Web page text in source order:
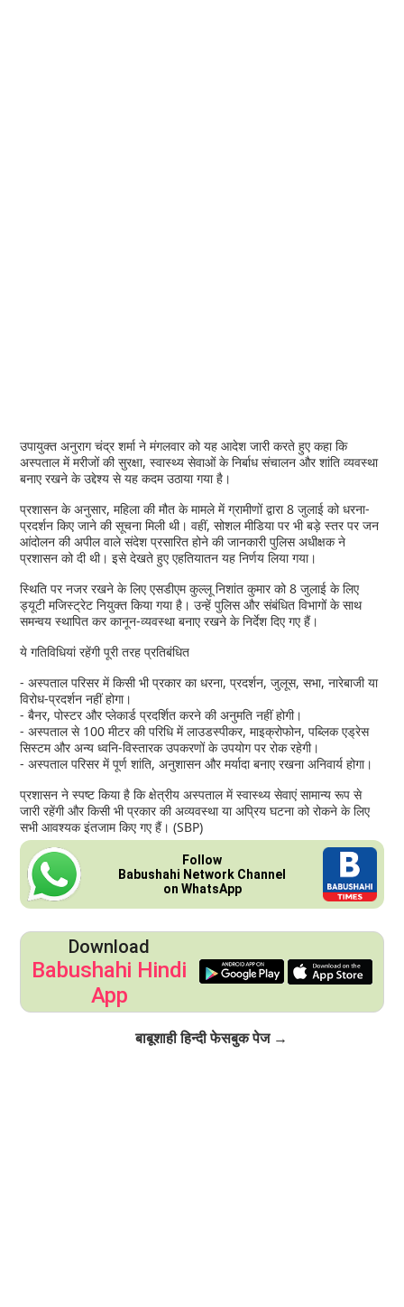
उपायुक्त अनुराग चंद्र शर्मा ने मंगलवार को यह आदेश जारी करते हुए कहा कि
अस्पताल में मरीजों की सुरक्षा, स्वास्थ्य सेवाओं के निर्बाध संचालन और शांति व्यवस्था
बनाए रखने के उद्देश्य से यह कदम उठाया गया है।
प्रशासन के अनुसार, महिला की मौत के मामले में ग्रामीणों द्वारा 8 जुलाई को धरना-
प्रदर्शन किए जाने की सूचना मिली थी। वहीं, सोशल मीडिया पर भी बड़े स्तर पर जन
आंदोलन की अपील वाले संदेश प्रसारित होने की जानकारी पुलिस अधीक्षक ने
प्रशासन को दी थी। इसे देखते हुए एहतियातन यह निर्णय लिया गया।
स्थिति पर नजर रखने के लिए एसडीएम कुल्लू निशांत कुमार को 8 जुलाई के लिए
ड्यूटी मजिस्ट्रेट नियुक्त किया गया है। उन्हें पुलिस और संबंधित विभागों के साथ
समन्वय स्थापित कर कानून-व्यवस्था बनाए रखने के निर्देश दिए गए हैं।
ये गतिविधियां रहेंगी पूरी तरह प्रतिबंधित
- अस्पताल परिसर में किसी भी प्रकार का धरना, प्रदर्शन, जुलूस, सभा, नारेबाजी या
विरोध-प्रदर्शन नहीं होगा।
- बैनर, पोस्टर और प्लेकार्ड प्रदर्शित करने की अनुमति नहीं होगी।
- अस्पताल से 100 मीटर की परिधि में लाउडस्पीकर, माइक्रोफोन, पब्लिक एड्रेस
सिस्टम और अन्य ध्वनि-विस्तारक उपकरणों के उपयोग पर रोक रहेगी।
- अस्पताल परिसर में पूर्ण शांति, अनुशासन और मर्यादा बनाए रखना अनिवार्य होगा।
प्रशासन ने स्पष्ट किया है कि क्षेत्रीय अस्पताल में स्वास्थ्य सेवाएं सामान्य रूप से
जारी रहेंगी और किसी भी प्रकार की अव्यवस्था या अप्रिय घटना को रोकने के लिए
सभी आवश्यक इंतजाम किए गए हैं। (SBP)
Follow
Babushahi Network Channel
on WhatsApp
Download
Babushahi Hindi
App
बाबूशाही हिन्दी फेसबुक पेज →